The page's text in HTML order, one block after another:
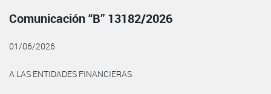
Comunicación “B” 13182/2026
01/06/2026
A LAS ENTIDADES FINANCIERAS